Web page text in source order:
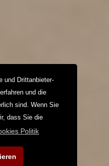
und Drittanbieter-
und die
sind. Wenn Sie
dass Sie die
Politik